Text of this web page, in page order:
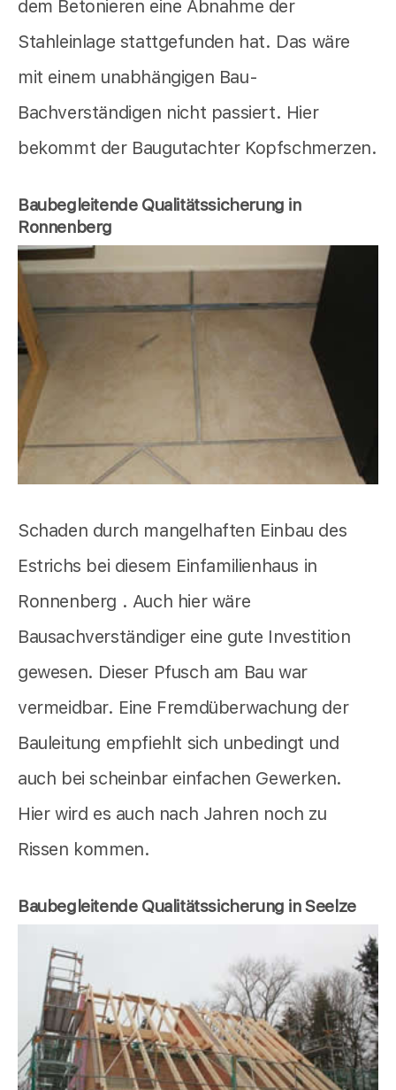
dem Betonieren eine Abnahme der
Stahleinlage stattgefunden hat. Das wäre
mit einem unabhängigen Bau-
Bachverständigen nicht passiert. Hier
bekommt der Baugutachter Kopfschmerzen.
Baubegleitende Qualitätssicherung in
Ronnenberg
Schaden durch mangelhaften Einbau des
Estrichs bei diesem Einfamilienhaus in
Ronnenberg . Auch hier wäre
Bausachverständiger eine gute Investition
gewesen. Dieser Pfusch am Bau war
vermeidbar. Eine Fremdüberwachung der
Bauleitung empfiehlt sich unbedingt und
auch bei scheinbar einfachen Gewerken.
Hier wird es auch nach Jahren noch zu
Rissen kommen.
Baubegleitende Qualitätssicherung in Seelze